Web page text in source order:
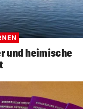
und heimische